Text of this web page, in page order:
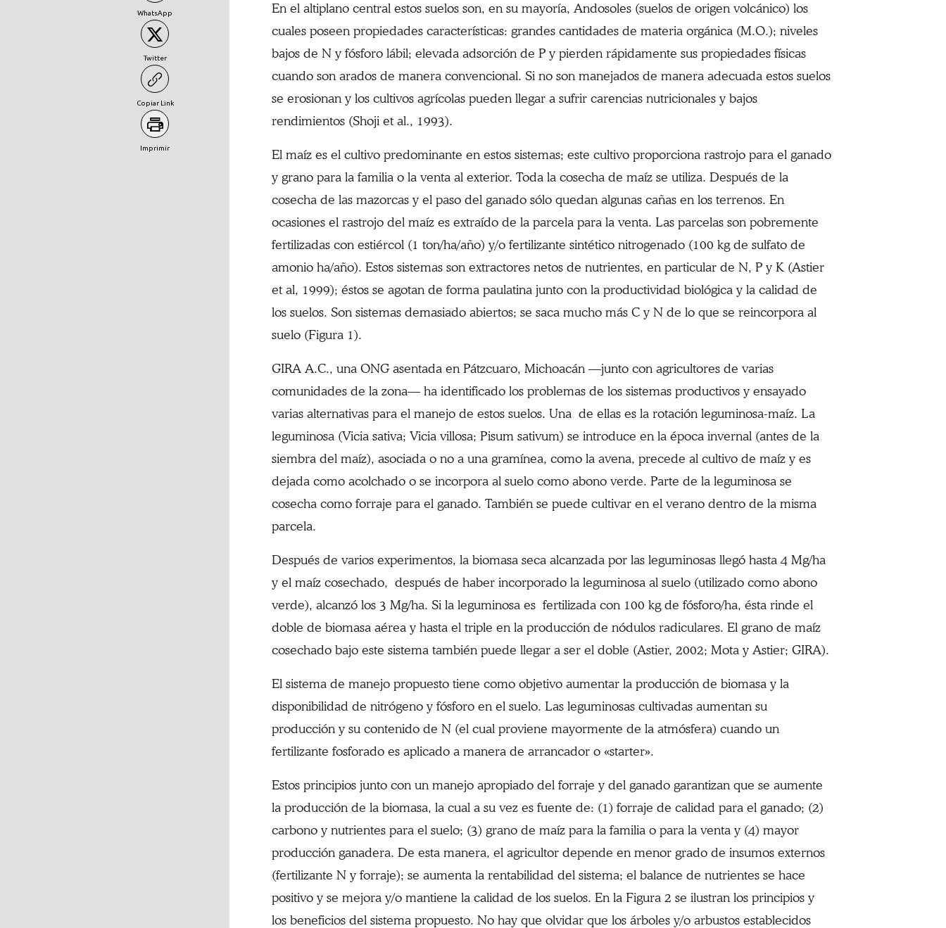
WhatsApp
Twitter
Copiar Link
Imprimir
En el altiplano central estos suelos son, en su mayoría, Andosoles (suelos de origen volcánico) los
cuales poseen propiedades características: grandes cantidades de materia orgánica (M.O.); niveles
bajos de N y fósforo lábil; elevada adsorción de P y pierden rápidamente sus propiedades físicas
cuando son arados de manera convencional. Si no son manejados de manera adecuada estos suelos
se erosionan y los cultivos agrícolas pueden llegar a sufrir carencias nutricionales y bajos
rendimientos (Shoji et al., 1993).
El maíz es el cultivo predominante en estos sistemas; este cultivo proporciona rastrojo para el ganado
y grano para la familia o la venta al exterior. Toda la cosecha de maíz se utiliza. Después de la
cosecha de las mazorcas y el paso del ganado sólo quedan algunas cañas en los terrenos. En
ocasiones el rastrojo del maíz es extraído de la parcela para la venta. Las parcelas son pobremente
fertilizadas con estiércol (1 ton/ha/año) y/o fertilizante sintético nitrogenado (100 kg de sulfato de
amonio ha/año). Estos sistemas son extractores netos de nutrientes, en particular de N, P y K (Astier
et al, 1999); éstos se agotan de forma paulatina junto con la productividad biológica y la calidad de
los suelos. Son sistemas demasiado abiertos; se saca mucho más C y N de lo que se reincorpora al
suelo (Figura 1).
GIRA A.C., una ONG asentada en Pátzcuaro, Michoacán —junto con agricultores de varias
comunidades de la zona— ha identificado los problemas de los sistemas productivos y ensayado
varias alternativas para el manejo de estos suelos. Una de ellas es la rotación leguminosa-maíz. La
leguminosa (Vicia sativa; Vicia villosa; Pisum sativum) se introduce en la época invernal (antes de la
siembra del maíz), asociada o no a una gramínea, como la avena, precede al cultivo de maíz y es
dejada como acolchado o se incorpora al suelo como abono verde. Parte de la leguminosa se
cosecha como forraje para el ganado. También se puede cultivar en el verano dentro de la misma
parcela.
Después de varios experimentos, la biomasa seca alcanzada por las leguminosas llegó hasta 4 Mg/ha
y el maíz cosechado, después de haber incorporado la leguminosa al suelo (utilizado como abono
verde), alcanzó los 3 Mg/ha. Si la leguminosa es fertilizada con 100 kg de fósforo/ha, ésta rinde el
doble de biomasa aérea y hasta el triple en la producción de nódulos radiculares. El grano de maíz
cosechado bajo este sistema también puede llegar a ser el doble (Astier, 2002; Mota y Astier; GIRA).
El sistema de manejo propuesto tiene como objetivo aumentar la producción de biomasa y la
disponibilidad de nitrógeno y fósforo en el suelo. Las leguminosas cultivadas aumentan su
producción y su contenido de N (el cual proviene mayormente de la atmósfera) cuando un
fertilizante fosforado es aplicado a manera de arrancador o «starter».
Estos principios junto con un manejo apropiado del forraje y del ganado garantizan que se aumente
la producción de la biomasa, la cual a su vez es fuente de: (1) forraje de calidad para el ganado; (2)
carbono y nutrientes para el suelo; (3) grano de maíz para la familia o para la venta y (4) mayor
producción ganadera. De esta manera, el agricultor depende en menor grado de insumos externos
(fertilizante N y forraje); se aumenta la rentabilidad del sistema; el balance de nutrientes se hace
positivo y se mejora y/o mantiene la calidad de los suelos. En la Figura 2 se ilustran los principios y
los beneficios del sistema propuesto. No hay que olvidar que los árboles y/o arbustos establecidos